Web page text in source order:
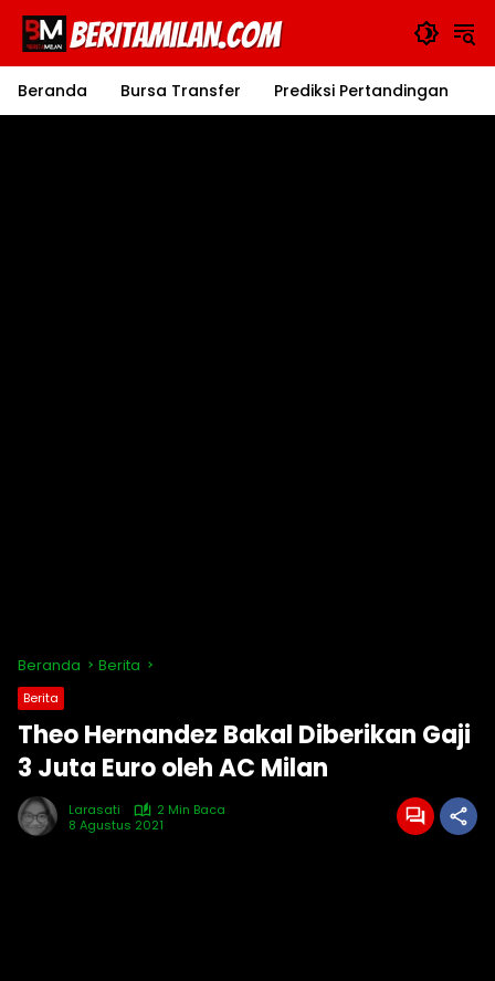
Langsung
konten
Beranda
Bursa Transfer Prediksi Pertandingan
Beranda Berita
Berita
Theo Hernandez Bakal Diberikan Gaji
3 Juta Euro oleh AC Milan
Larasati
2 Min Baca
8 Agustus 2021